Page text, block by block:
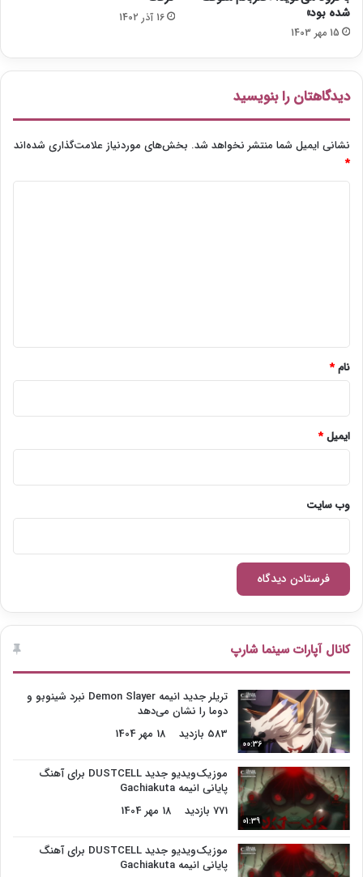
شده بود»
15 مهر 1403
16 آذر 1402
دیدگاهتان را بنویسید
نشانی ایمیل شما منتشر نخواهد شد. بخش‌های موردنیاز علامت‌گذاری شده‌اند
*
نام*
ایمیل*
وب‌ سایت
کانال آپارات سینما شارپ
00:36
تریلر جدید انیمه Demon Slayer نبرد شینوبو و
دوما را نشان می‌دهد
583 بازدید
18 مهر 1404
01:39
موزیک‌ویدیو جدید DUSTCELL برای آهنگ
پایانی انیمه Gachiakuta
771 بازدید
18 مهر 1404
موزیک‌ویدیو جدید DUSTCELL برای آهنگ
پایانی انیمه Gachiakuta